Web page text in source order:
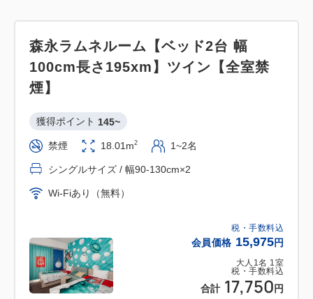
税・手数料込
会員価格 15,975円
大人 1名 1室
税・手数料込
合計 17,750 円
森永ラムネルーム【ベッド2台 幅
100cm長さ195xm】ツイン【全室禁
煙】
獲得ポイント 145~
禁煙 18.01m2 1~2名
シングルサイズ / 幅90-130cm×2
Wi-Fiあり（無料）